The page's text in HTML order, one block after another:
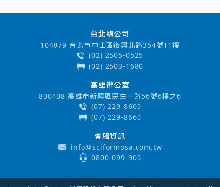
台北總公司
104079 台北市中山區復興北路354號11樓
(02) 2505-0525
(02) 2503-1680
高雄辦公室
800408 高雄市新興區民生一路56號6樓之6
(07) 229-8600
(07) 229-8660
客服資訊
info@sciformosa.com.tw
0800-099-900